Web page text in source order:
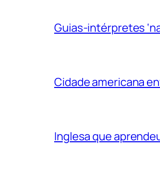
Guias-intérpretes
Cidade americana
Inglesa que